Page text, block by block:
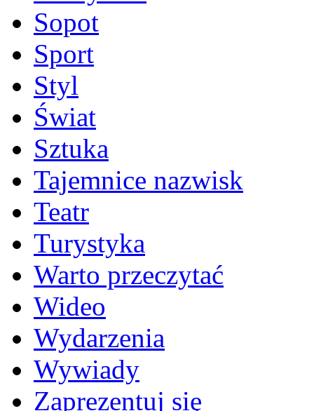
Sopot
Sport
Styl
Świat
Sztuka
Tajemnice nazwisk
Teatr
Turystyka
Warto przeczytać
Wideo
Wydarzenia
Wywiady
Zaprezentuj się